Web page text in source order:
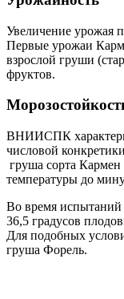
Увеличение урожая
Первые урожаи
взрослой груши
фруктов.
ВНИИСПК
числовой
груша сорта
температуры до
Во время испытаний
36,5 градусов
Для подобных
груша Форель.